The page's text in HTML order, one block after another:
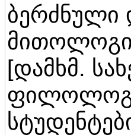
ბერძნული
[დამხმ.